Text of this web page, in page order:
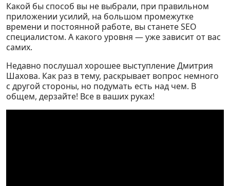
Какой бы способ вы не выбрали, при правильном
приложении усилий, на большом промежутке
времени и постоянной работе, вы станете SEO
специалистом. А какого уровня — уже зависит от вас
самих.
Недавно послушал хорошее выступление Дмитрия
Шахова. Как раз в тему, раскрывает вопрос немного
с другой стороны, но подумать есть над чем. В
общем, дерзайте! Все в ваших руках!